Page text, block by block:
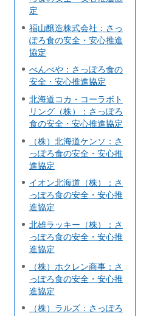
定
福山醸造株式会社：さっ
ぽろ食の安全・安心推進
協定
べんべや：さっぽろ食の
安全・安心推進協定
北海道コカ・コーラボト
リング（株）：さっぽろ
食の安全・安心推進協定
（株）北海道ケンソ：さ
っぽろ食の安全・安心推
進協定
イオン北海道（株）：さ
っぽろ食の安全・安心推
進協定
北雄ラッキー（株）：さ
っぽろ食の安全・安心推
進協定
（株）ホクレン商事：さ
っぽろ食の安全・安心推
進協定
（株）ラルズ：さっぽろ